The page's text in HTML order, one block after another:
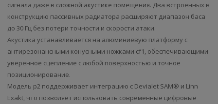
сигнала даже в сложной акустике помещения. Два встроенных в
конструкцию пассивных радиатора расширяют диапазон баса
до 30 Гц без потери точности и скорости атаки.
Акустика устанавливается на алюминиевую платформу с
антирезонансными конусными ножками cf1, обеспечивающими
уверенное сцепление с любой поверхностью и точное
позиционирование.
Модель p2 поддерживает интеграцию с Devialet SAM® и Linn
Exakt, что позволяет использовать современные цифровые